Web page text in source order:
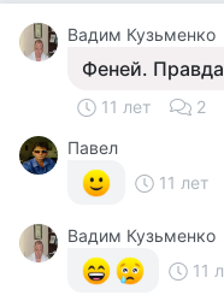
Вадим Кузьменко
Феней.
11 лет 2
Павел
11 лет
Вадим Кузьменко
11